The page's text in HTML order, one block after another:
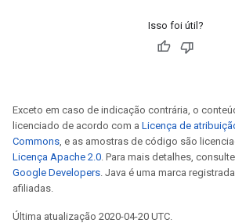
Isso foi útil?
Exceto em caso de indicação contrária, o
licenciado de acordo com a Licença de
Commons, e as amostras de código são
Licença Apache 2.0. Para mais detalhes,
Google Developers. Java é uma marca
afiliadas.
Última atualização 2020-04-20 UTC.